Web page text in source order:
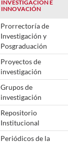
INVESTIGACIÓN E
INNOVACIÓN
Prorrectoría de
Investigación y
Posgraduación
Proyectos de
investigación
Grupos de
investigación
Repositorio
Institucional
Periódicos de la